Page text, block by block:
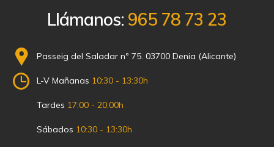
Llámanos: 965 78 73 23
Passeig del Saladar nº 75. 03700 Denia (Alicante)
L-V Mañanas 10:30 - 13:30h
Tardes 17:00 - 20:00h
Sábados 10:30 - 13:30h